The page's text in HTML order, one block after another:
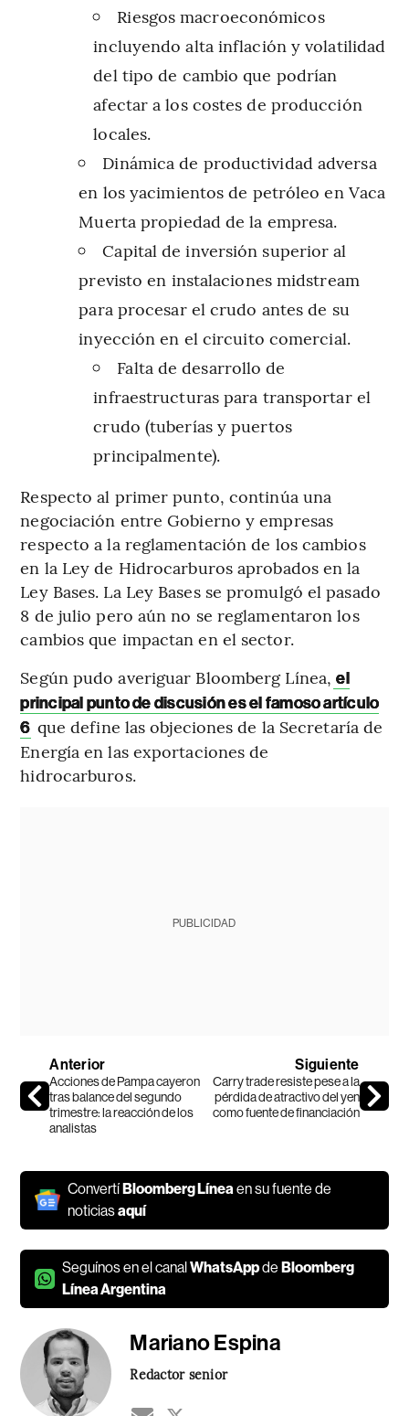
Riesgos macroeconómicos
incluyendo alta inflación y volatilidad
del tipo de cambio que podrían
afectar a los costes de producción
locales.
Dinámica de productividad adversa
en los yacimientos de petróleo en Vaca
Muerta propiedad de la empresa.
Capital de inversión superior al
previsto en instalaciones midstream
para procesar el crudo antes de su
inyección en el circuito comercial.
Falta de desarrollo de
infraestructuras para transportar el
crudo (tuberías y puertos
principalmente).
Respecto al primer punto, continúa una
negociación entre Gobierno y empresas
respecto a la reglamentación de los cambios
en la Ley de Hidrocarburos aprobados en la
Ley Bases. La Ley Bases se promulgó el pasado
8 de julio pero aún no se reglamentaron los
cambios que impactan en el sector.
Según pudo averiguar Bloomberg Línea, el
principal punto de discusión es el famoso artículo
6 que define las objeciones de la Secretaría de
Energía en las exportaciones de
hidrocarburos.
PUBLICIDAD
Anterior
Acciones de Pampa cayeron
tras balance del segundo
trimestre: la reacción de los
analistas
Siguiente
Carry trade resiste pese a la
pérdida de atractivo del yen
como fuente de financiación
ConvertíBloomberg Línea en su fuente de
noticiasaquí
Seguínos en el canalWhatsAppdeBloomberg
Línea Argentina
Mariano Espina
Redactor senior